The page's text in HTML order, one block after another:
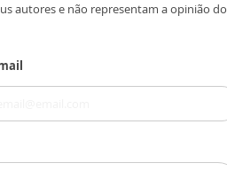
autores e não representam a opinião do